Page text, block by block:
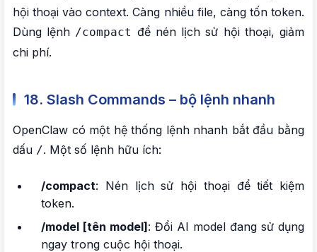
hội thoại vào context. Càng nhiều file, càng tốn token.
Dùng lệnh /compact để nén lịch sử hội thoại, giảm
chi phí.
18. Slash Commands – bộ lệnh nhanh
OpenClaw có một hệ thống lệnh nhanh bắt đầu bằng
dấu /. Một số lệnh hữu ích:
/compact: Nén lịch sử hội thoại để tiết kiệm
token.
/model [tên model]: Đổi AI model đang sử dụng
ngay trong cuộc hội thoại.